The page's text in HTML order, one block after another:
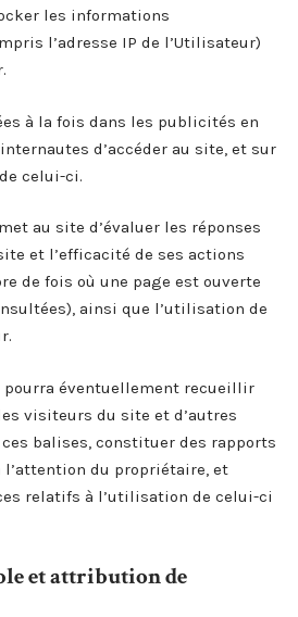
les informations
l’adresse IP de l’Utilisateur)
à la fois dans les publicités en
d’accéder au site, et sur
celui-ci.
au site d’évaluer les réponses
et l’efficacité de ses actions
de fois où une page est ouverte
ainsi que l’utilisation de
pourra éventuellement recueillir
visiteurs du site et d’autres
balises, constituer des rapports
du propriétaire, et
relatifs à l’utilisation de celui-ci
et attribution de